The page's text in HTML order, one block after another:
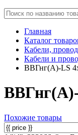
Главная
Каталог
Кабели,
Кабели и
ВВГнг(А)-LS
Похожие товары